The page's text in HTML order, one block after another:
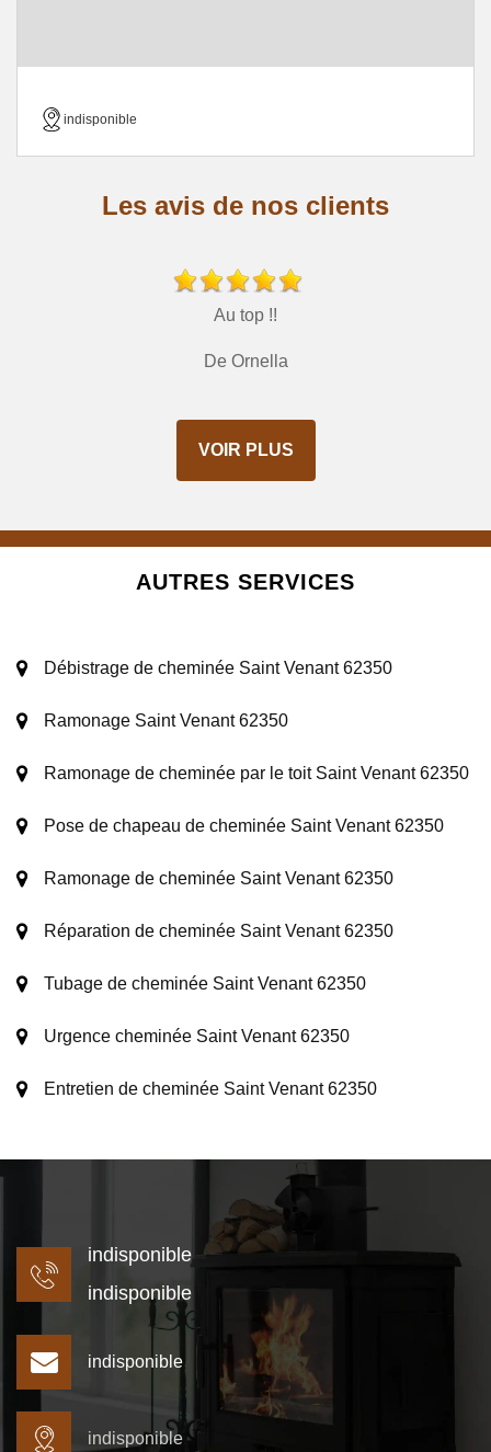
indisponible
Les avis de nos clients
Au top !!
De Ornella
VOIR PLUS
AUTRES SERVICES
Débistrage de cheminée Saint Venant 62350
Ramonage Saint Venant 62350
Ramonage de cheminée par le toit Saint Venant 62350
Pose de chapeau de cheminée Saint Venant 62350
Ramonage de cheminée Saint Venant 62350
Réparation de cheminée Saint Venant 62350
Tubage de cheminée Saint Venant 62350
Urgence cheminée Saint Venant 62350
Entretien de cheminée Saint Venant 62350
indisponible
indisponible
indisponible
indisponible